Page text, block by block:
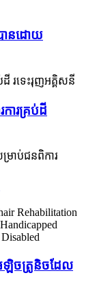
ានដោយ
ារគ្រប់ដី
េឡិចត្រូនិចដែល